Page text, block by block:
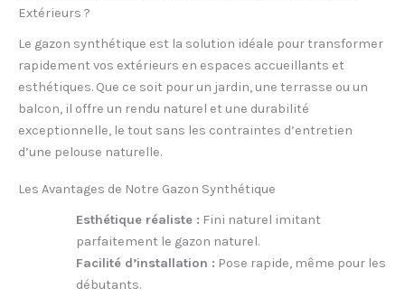
Extérieurs ?
Le gazon synthétique est la solution idéale pour transformer
rapidement vos extérieurs en espaces accueillants et
esthétiques. Que ce soit pour un jardin, une terrasse ou un
balcon, il offre un rendu naturel et une durabilité
exceptionnelle, le tout sans les contraintes d’entretien
d’une pelouse naturelle.
Les Avantages de Notre Gazon Synthétique
Esthétique réaliste : Fini naturel imitant
parfaitement le gazon naturel.
Facilité d’installation : Pose rapide, même pour les
débutants.